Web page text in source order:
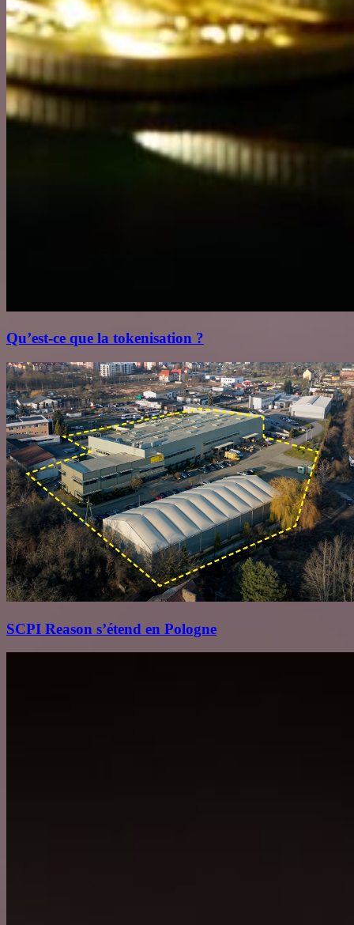
Qu’est‑ce que la tokenisation ?
SCPI Reason s’étend en Pologne